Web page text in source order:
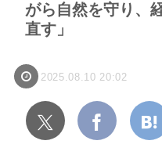
がら自然を守り、
直す」
2025.08.10 20:02